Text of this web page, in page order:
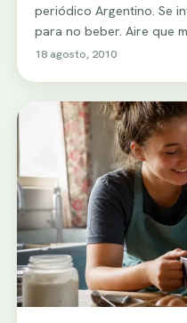
periódico Argentino. Se
para no beber. Aire que
18 agosto, 2010